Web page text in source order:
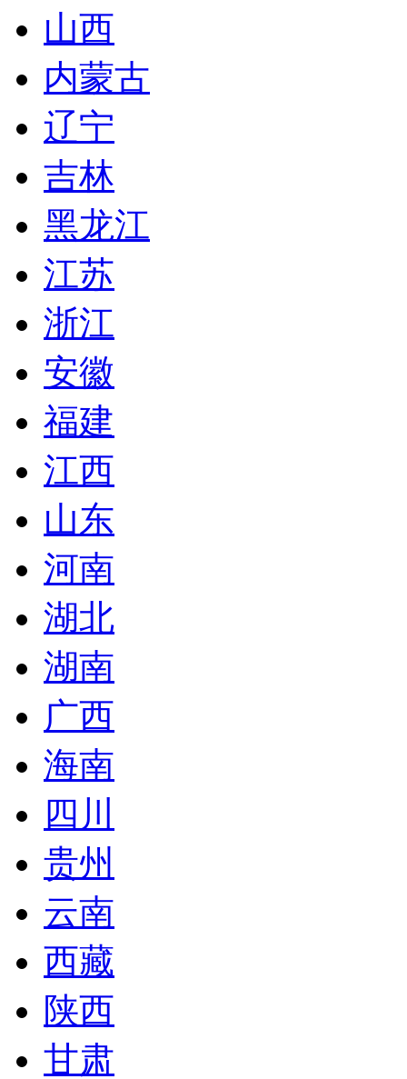
山西
内蒙古
辽宁
吉林
黑龙江
江苏
浙江
安徽
福建
江西
山东
河南
湖北
湖南
广西
海南
四川
贵州
云南
西藏
陕西
甘肃